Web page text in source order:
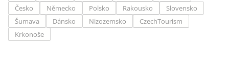
Česko
Německo Polsko Rakousko
Slovensko
Šumava
Dánsko Nizozemsko
CzechTourism
Krkonoše